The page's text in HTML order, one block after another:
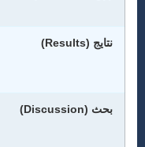
نتایج (Results)
بحث (Discussion)